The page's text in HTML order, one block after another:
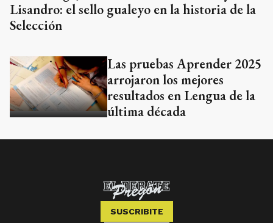
Lisandro: el sello gualeyo en la historia de la
Selección
Las pruebas Aprender 2025
arrojaron los mejores
resultados en Lengua de la
última década
SUSCRIBITE